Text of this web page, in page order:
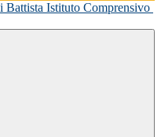
Istituto Comprensivo